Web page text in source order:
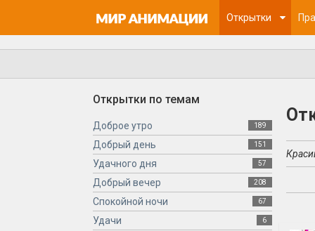
Открытки
Открытки по темам
Доброе утро 189
Добрый день 151
Удачного дня 57
Добрый вечер 208
Спокойной ночи 67
Удачи 6